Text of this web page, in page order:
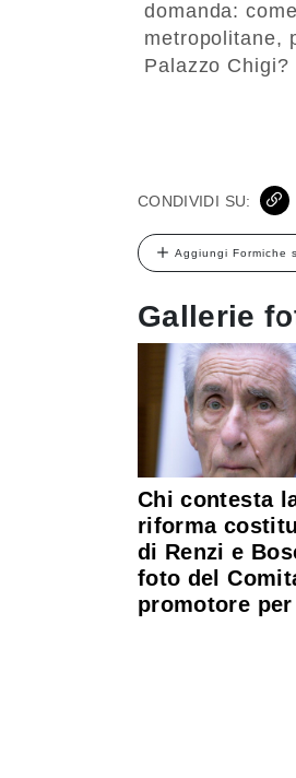
domanda:
metropolitane,
Palazzo Chigi?
CONDIVIDI SU:
Aggiungi Formiche
Gallerie
Chi contesta
riforma
di Renzi e
foto del
promotore